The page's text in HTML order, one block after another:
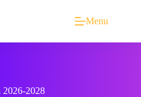
Menu
2026-2028